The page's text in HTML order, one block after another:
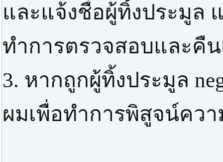
และแจ้งชื่อผู้ทิ้งประมูล
ทำการตรวจสอบและคืน
3. หากถูกผู้ทิ้งประมูล
ผมเพื่อทำการพิสูจน์คว